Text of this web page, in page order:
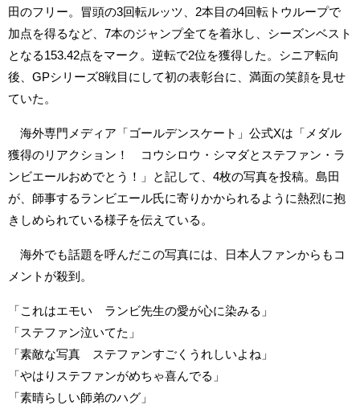
田のフリー。冒頭の3回転ルッツ、2本目の4回転トウループで
加点を得るなど、7本のジャンプ全てを着氷し、シーズンベスト
となる153.42点をマーク。逆転で2位を獲得した。シニア転向
後、GPシリーズ8戦目にして初の表彰台に、満面の笑顔を見せ
ていた。
海外専門メディア「ゴールデンスケート」公式Xは「メダル
獲得のリアクション！ コウシロウ・シマダとステファン・ラ
ンビエールおめでとう！」と記して、4枚の写真を投稿。島田
が、師事するランビエール氏に寄りかかられるように熱烈に抱
きしめられている様子を伝えている。
海外でも話題を呼んだこの写真には、日本人ファンからもコ
メントが殺到。
「これはエモい ランビ先生の愛が心に染みる」
「ステファン泣いてた」
「素敵な写真 ステファンすごくうれしいよね」
「やはりステファンがめちゃ喜んでる」
「素晴らしい師弟のハグ」